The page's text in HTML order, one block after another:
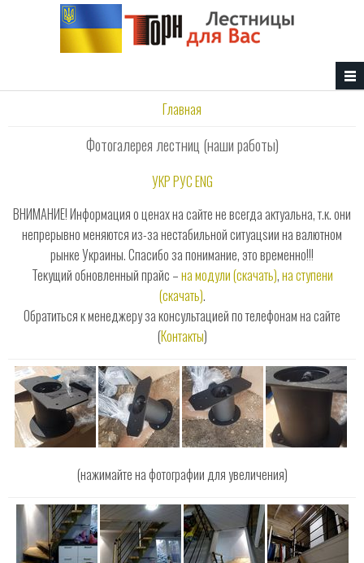
Перейти к основному содержанию
Главная
Фотогалерея лестниц (наши работы)
УКРРУСENG
ВНИМАНИЕ! Информация о ценах на сайте не всегда актуальна, т.к. они
непрерывно меняются из-за нестабильной ситуацsии на валютном
рынке Украины. Спасибо за понимание, это временно!!!
Текущий обновленный прайс –на модули (скачать),на ступени
(скачать).
Обратиться к менеджеру за консультацией по телефонам на сайте
(Контакты)
(нажимайте на фотографии для увеличения)